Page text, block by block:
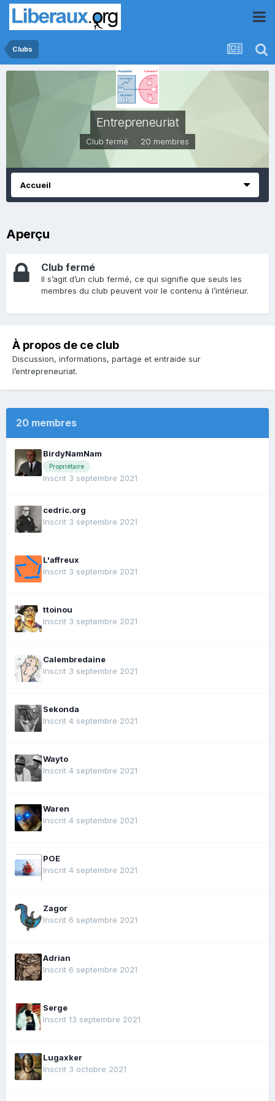
Clubs
Entrepreneuriat
Club fermé · 20 membres
Accueil
Aperçu
Club fermé
Il s’agit d’un club fermé, ce qui signifie que seuls les
membres du club peuvent voir le contenu à l’intérieur.
À propos de ce club
Discussion, informations, partage et entraide sur
l’entrepreneuriat.
20 membres
BirdyNamNam
Propriétaire
Inscrit 3 septembre 2021
cedric.org
Inscrit 3 septembre 2021
L'affreux
Inscrit 3 septembre 2021
ttoinou
Inscrit 3 septembre 2021
Calembredaine
Inscrit 3 septembre 2021
Sekonda
Inscrit 4 septembre 2021
Wayto
Inscrit 4 septembre 2021
Waren
Inscrit 4 septembre 2021
POE
Inscrit 4 septembre 2021
Zagor
Inscrit 6 septembre 2021
Adrian
Inscrit 6 septembre 2021
Serge
Inscrit 13 septembre 2021
Lugaxker
Inscrit 3 octobre 2021